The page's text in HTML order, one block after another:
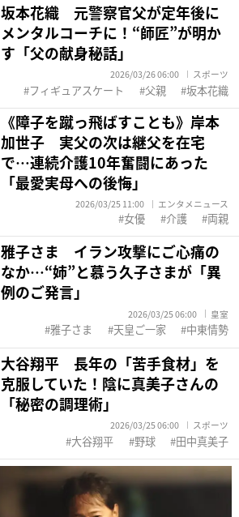
坂本花織 元警察官父が定年後に
メンタルコーチに！“師匠”が明か
す「父の献身秘話」
2026/03/26 06:00 スポーツ
フィギュアスケート 父親 坂本花織
《障子を蹴っ飛ばすことも》岸本
加世子 実父の次は継父を在宅
で…連続介護10年奮闘にあった
「最愛実母への後悔」
2026/03/25 11:00 エンタメニュース
女優 介護 両親
雅子さま イラン攻撃にご心痛の
なか…“姉”と慕う久子さまが「異
例のご発言」
2026/03/25 06:00 皇室
雅子さま 天皇ご一家 中東情勢
大谷翔平 長年の「苦手食材」を
克服していた！陰に真美子さんの
「秘密の調理術」
2026/03/25 06:00 スポーツ
大谷翔平 野球 田中真美子